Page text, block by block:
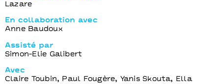
Lazare
En collaboration avec
Anne Baudoux
Assisté par
Simon-Elie Galibert
Avec
Claire Toubin, Paul Fougère, Yanis Skouta, Ella